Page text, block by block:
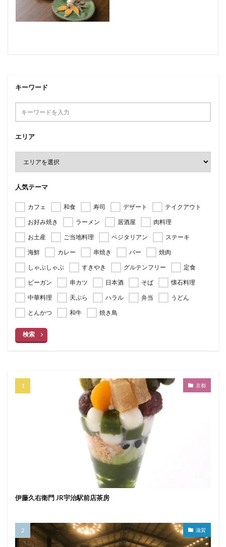
キーワード
エリア
人気テーマ
カフェ 和食 寿司 デザート
テイクアウト
お好み焼き
ラーメン 居酒屋
肉料理
お土産
ご当地料理 ベジタリアン
ステーキ
海鮮
カレー 串焼き バー
焼肉
しゃぶしゃぶ
すきやき グルテンフリー
定食
ビーガン
串カツ 日本酒 そば
懐石料理
中華料理
天ぷら ハラル 弁当
うどん
とんかつ
和牛 焼き鳥
検索
京都
伊藤久右衛門 JR宇治駅前店茶房
滋賀